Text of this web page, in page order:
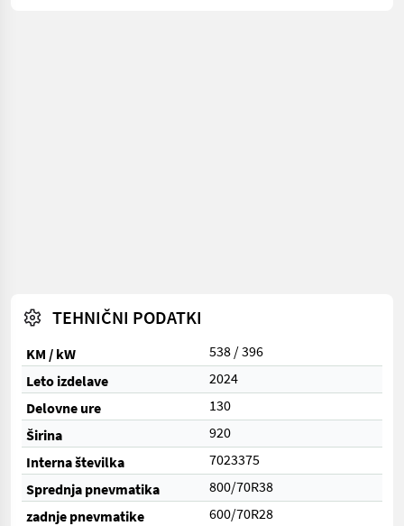
TEHNIČNI PODATKI
KM / kW
538 / 396
Leto izdelave
2024
Delovne ure
130
Širina
920
Interna številka
7023375
Sprednja pnevmatika
800/70R38
zadnje pnevmatike
600/70R28